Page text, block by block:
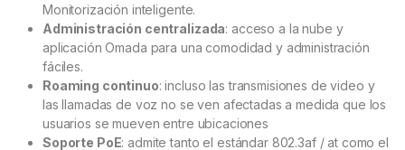
Monitorización inteligente.
Administración centralizada: acceso a la nube y
aplicación Omada para una comodidad y administración
fáciles.
Roaming continuo: incluso las transmisiones de video y
las llamadas de voz no se ven afectadas a medida que los
usuarios se mueven entre ubicaciones
Soporte PoE: admite tanto el estándar 802.3af / at como el